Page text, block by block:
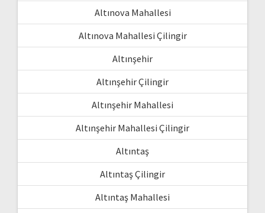
Altınova Mahallesi
Altınova Mahallesi Çilingir
Altınşehir
Altınşehir Çilingir
Altınşehir Mahallesi
Altınşehir Mahallesi Çilingir
Altıntaş
Altıntaş Çilingir
Altıntaş Mahallesi